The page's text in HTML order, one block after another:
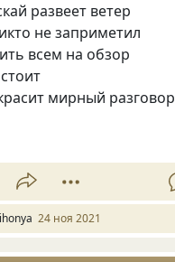
развеет ветер
не заприметил
всем на обзор
мирный разговор
24 ноя 2021